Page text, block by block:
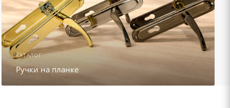
КАТАЛОГ
Ручки на планке